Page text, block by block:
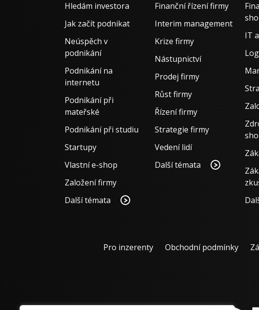
Hledám investora
Jak začít podnikat
Neúspěch v
podnikání
Podnikání na
internetu
Podnikání při
mateřské
Podnikání při studiu
Startupy
Vlastní e-shop
Založení firmy
Další témata
Finanční řízení firmy
Interim management
Krize firmy
Nástupnictví
Prodej firmy
Růst firmy
Řízení firmy
Strategie firmy
Vedení lidí
Další témata
IT
Pro inzerenty Obchodní podmínky